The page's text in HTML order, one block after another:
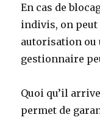
En cas de
indivis, on peut
autorisation ou
gestionnaire
Quoi qu’il
permet de